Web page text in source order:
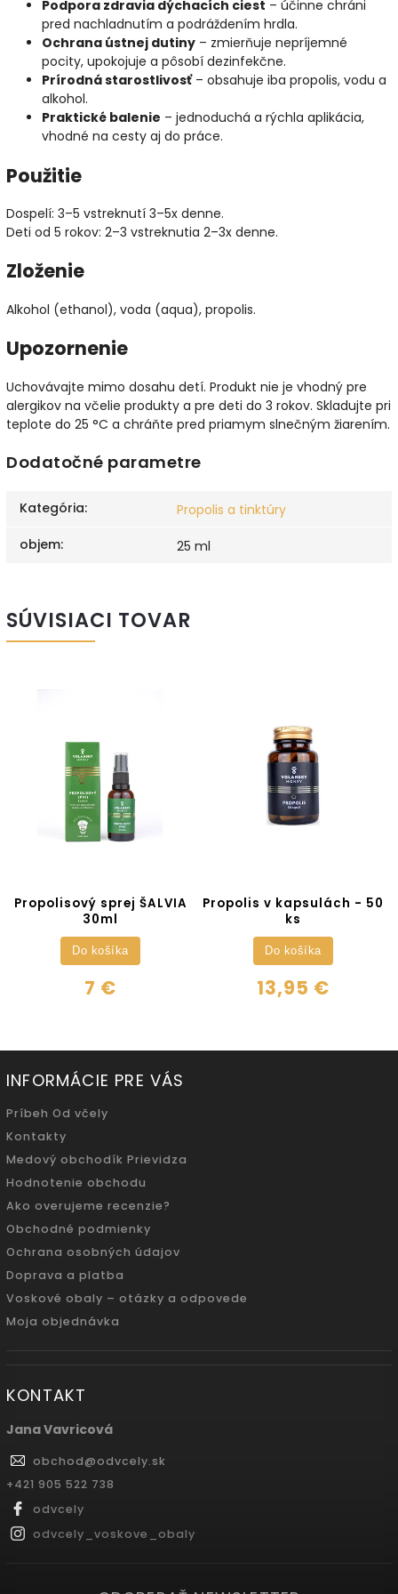
Podpora zdravia dýchacích ciest – účinne chráni
pred nachladnutím a podráždením hrdla.
Ochrana ústnej dutiny – zmierňuje nepríjemné
pocity, upokojuje a pôsobí dezinfekčne.
Prírodná starostlivosť– obsahuje iba propolis, vodu a
alkohol.
Praktické balenie – jednoduchá a rýchla aplikácia,
vhodné na cesty aj do práce.
Použitie
Dospelí: 3–5 vstreknutí 3–5x denne.
Deti od 5 rokov: 2–3 vstreknutia 2–3x denne.
Zloženie
Alkohol (ethanol), voda (aqua), propolis.
Upozornenie
Uchovávajte mimo dosahu detí. Produkt nie je vhodný pre
alergikov na včelie produkty a pre deti do 3 rokov. Skladujte pri
teplote do 25 °C a chráňte pred priamym slnečným žiarením.
Dodatočné parametre
Kategória:
Propolis a tinktúry
objem: 25 ml
SÚVISIACI TOVAR
Propolisový sprej ŠALVIA
30ml
7 €
Do košíka
Propolis v kapsulách - 50
ks
13,95 €
Do košíka
INFORMÁCIE PRE VÁS
Príbeh Od včely
Kontakty
Medový obchodík Prievidza
Hodnotenie obchodu
Ako overujeme recenzie?
Obchodné podmienky
Ochrana osobných údajov
Doprava a platba
Voskové obaly – otázky a odpovede
Moja objednávka
KONTAKT
Jana Vavricová
obchod@odvcely.sk
+421 905 522 738
odvcely
odvcely_voskove_obaly